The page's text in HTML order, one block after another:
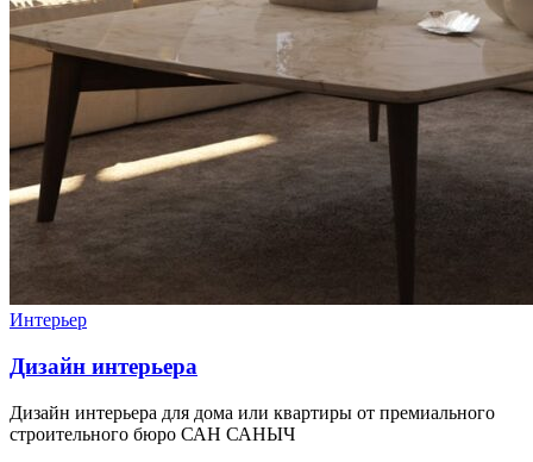
Интерьер
Дизайн интерьера
Дизайн интерьера для дома или квартиры от премиального
строительного бюро САН САНЫЧ